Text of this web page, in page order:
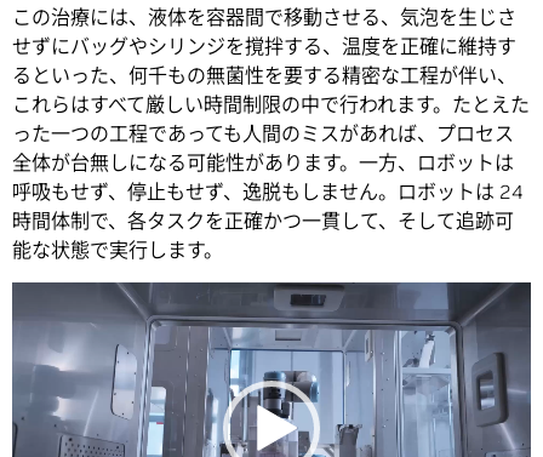
この治療には、液体を容器間で移動させる、気泡を生じさ
せずにバッグやシリンジを撹拌する、温度を正確に維持す
るといった、何千もの無菌性を要する精密な工程が伴い、
これらはすべて厳しい時間制限の中で行われます。たとえた
った一つの工程であっても人間のミスがあれば、プロセス
全体が台無しになる可能性があります。一方、ロボットは
呼吸もせず、停止もせず、逸脱もしません。ロボットは 24
時間体制で、各タスクを正確かつ一貫して、そして追跡可
能な状態で実行します。
画
ー
ヤ